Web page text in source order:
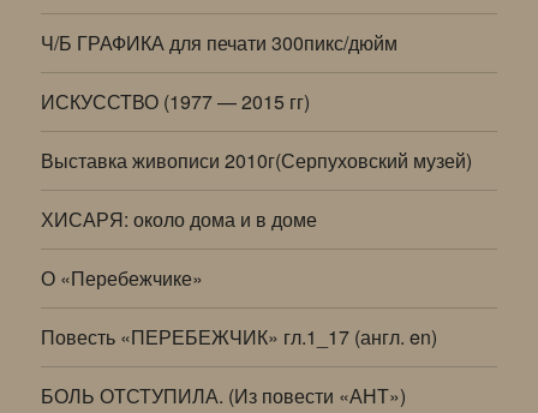
Ч/Б ГРАФИКА для печати 300пикс/дюйм
ИСКУССТВО (1977 — 2015 гг)
Выставка живописи 2010г(Серпуховский музей)
ХИСАРЯ: около дома и в доме
О «Перебежчике»
Повесть «ПЕРЕБЕЖЧИК» гл.1_17 (англ. en)
БОЛЬ ОТСТУПИЛА. (Из повести «АНТ»)